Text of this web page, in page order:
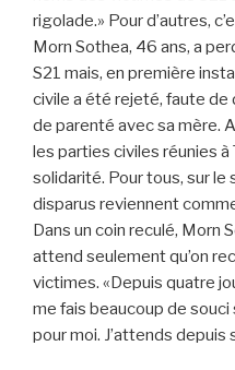
rigolade.» Pour d’autres,
Morn Sothea, 46 ans, a
S21 mais, en première
civile a été rejeté, faute
de parenté avec sa mère.
les parties civiles réunies à
solidarité. Pour tous, sur le
disparus reviennent
Dans un coin reculé, Morn
attend seulement qu’on
victimes. «Depuis quatre
me fais beaucoup de
pour moi. J’attends depuis